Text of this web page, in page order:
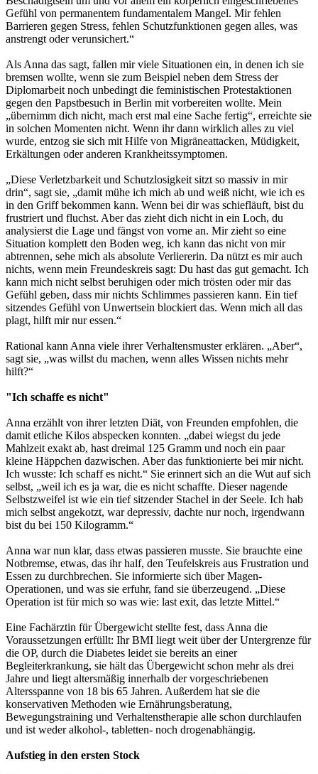
Gefühl von permanentem fundamentalem Mangel. Mir fehlen
Barrieren gegen Stress, fehlen Schutzfunktionen gegen alles, was
anstrengt oder verunsichert.“
Als Anna das sagt, fallen mir viele Situationen ein, in denen ich sie
bremsen wollte, wenn sie zum Beispiel neben dem Stress der
Diplomarbeit noch unbedingt die feministischen Protestaktionen
gegen den Papstbesuch in Berlin mit vorbereiten wollte. Mein
„übernimm dich nicht, mach erst mal eine Sache fertig“, erreichte sie
in solchen Momenten nicht. Wenn ihr dann wirklich alles zu viel
wurde, entzog sie sich mit Hilfe von Migräneattacken, Müdigkeit,
Erkältungen oder anderen Krankheitssymptomen.
„Diese Verletzbarkeit und Schutzlosigkeit sitzt so massiv in mir
drin“, sagt sie, „damit mühe ich mich ab und weiß nicht, wie ich es
in den Griff bekommen kann. Wenn bei dir was schiefläuft, bist du
frustriert und fluchst. Aber das zieht dich nicht in ein Loch, du
analysierst die Lage und fängst von vorne an. Mir zieht so eine
Situation komplett den Boden weg, ich kann das nicht von mir
abtrennen, sehe mich als absolute Verliererin. Da nützt es mir auch
nichts, wenn mein Freundeskreis sagt: Du hast das gut gemacht. Ich
kann mich nicht selbst beruhigen oder mich trösten oder mir das
Gefühl geben, dass mir nichts Schlimmes passieren kann. Ein tief
sitzendes Gefühl von Unwertsein blockiert das. Wenn mich all das
plagt, hilft mir nur essen.“
Rational kann Anna viele ihrer Verhaltensmuster erklären. „Aber“,
sagt sie, „was willst du machen, wenn alles Wissen nichts mehr
hilft?“
"Ich schaffe es nicht"
Anna erzählt von ihrer letzten Diät, von Freunden empfohlen, die
damit etliche Kilos abspecken konnten. „dabei wiegst du jede
Mahlzeit exakt ab, hast dreimal 125 Gramm und noch ein paar
kleine Häppchen dazwischen. Aber das funktionierte bei mir nicht.
Ich wusste: Ich schaff es nicht.“ Sie erinnert sich an die Wut auf sich
selbst, „weil ich es ja war, die es nicht schaffte. Dieser nagende
Selbstzweifel ist wie ein tief sitzender Stachel in der Seele. Ich hab
mich selbst angekotzt, war depressiv, dachte nur noch, irgendwann
bist du bei 150 Kilogramm.“
Anna war nun klar, dass etwas passieren musste. Sie brauchte eine
Notbremse, etwas, das ihr half, den Teufelskreis aus Frustration und
Essen zu durchbrechen. Sie informierte sich über Magen-
Operationen, und was sie erfuhr, fand sie überzeugend. „Diese
Operation ist für mich so was wie: last exit, das letzte Mittel.“
Eine Fachärztin für Übergewicht stellte fest, dass Anna die
Voraussetzungen erfüllt: Ihr BMI liegt weit über der Untergrenze für
die OP, durch die Diabetes leidet sie bereits an einer
Begleiterkrankung, sie hält das Übergewicht schon mehr als drei
Jahre und liegt altersmäßig innerhalb der vorgeschriebenen
Altersspanne von 18 bis 65 Jahren. Außerdem hat sie die
konservativen Methoden wie Ernährungsberatung,
Bewegungstraining und Verhaltenstherapie alle schon durchlaufen
und ist weder alkohol-, tabletten- noch drogenabhängig.
Aufstieg in den ersten Stock